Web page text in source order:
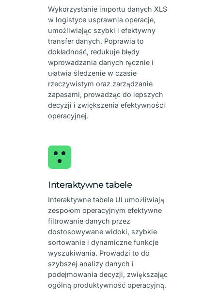
Wykorzystanie importu danych XLS
w logistyce usprawnia operacje,
umożliwiając szybki i efektywny
transfer danych. Poprawia to
dokładność, redukuje błędy
wprowadzania danych ręcznie i
ułatwia śledzenie w czasie
rzeczywistym oraz zarządzanie
zapasami, prowadząc do lepszych
decyzji i zwiększenia efektywności
operacyjnej.
Interaktywne tabele
Interaktywne tabele UI umożliwiają
zespołom operacyjnym efektywne
filtrowanie danych przez
dostosowywane widoki, szybkie
sortowanie i dynamiczne funkcje
wyszukiwania. Prowadzi to do
szybszej analizy danych i
podejmowania decyzji, zwiększając
ogólną produktywność operacyjną.